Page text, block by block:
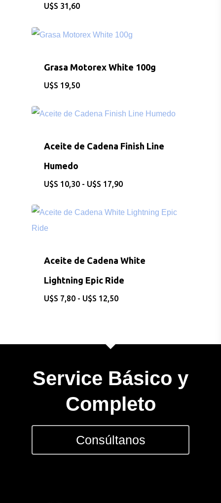
$ 31,60
Grasa Motorex White 100g
$ 19,50
Aceite de Cadena Finish Line
Humedo
$ 10,30 - $ 17,90Rango
desde
$10,30
Aceite de Cadena White
Lightning Epic Ride
$ 7,80 - $ 12,50Rango
$12,50
Service Básico y
Completo
Consúltanos
FITNESS
Sobre Nosotros